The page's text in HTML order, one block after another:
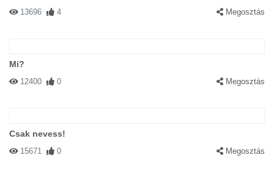
13696 4 Megosztás
Mi?
12400 0 Megosztás
Csak nevess!
15671 0 Megosztás